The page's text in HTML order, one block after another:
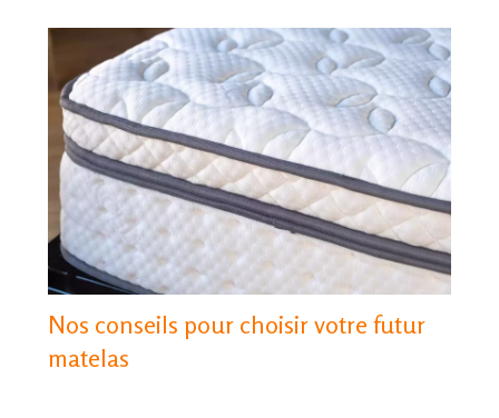
Nos conseils pour choisir votre futur
matelas